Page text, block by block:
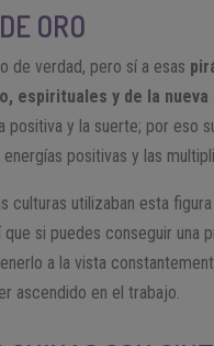
ORO
de verdad, pero sí a esas
espirituales y de la nueva
positiva y la suerte; por eso
positivas y las
culturas utilizaban esta
si puedes conseguir una
a la vista
ascendido en el trabajo.